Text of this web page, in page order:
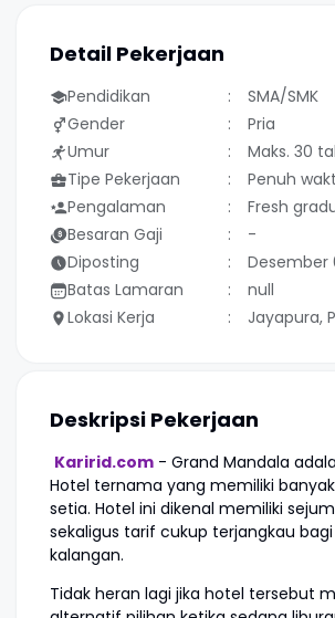
Detail Pekerjaan
Pendidikan
SMA/SMK
Gender
Pria
Umur
Maks. 30
Tipe Pekerjaan
Penuh
Pengalaman
Fresh
Besaran Gaji
-
Diposting
Desember
Batas Lamaran
null
Lokasi Kerja
Jayapura,
Deskripsi Pekerjaan
Karirid.com - Grand Mandala
Hotel ternama yang memiliki
setia. Hotel ini dikenal memiliki
sekaligus tarif cukup terjangkau
kalangan.
Tidak heran lagi jika hotel tersebut